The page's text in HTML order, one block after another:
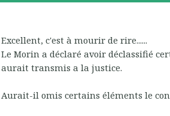
Excellent, c'est à mourir de rire......
Le Morin a déclaré avoir déclassifié
aurait transmis a la justice.
Aurait-il omis certains éléments le